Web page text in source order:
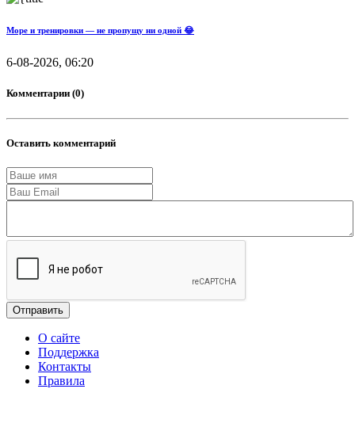
Море и тренировки — не пропущу ни одной 😂
6-08-2026, 06:20
Комментарии (0)
Оставить комментарий
Отправить
О сайте
Поддержка
Контакты
Правила